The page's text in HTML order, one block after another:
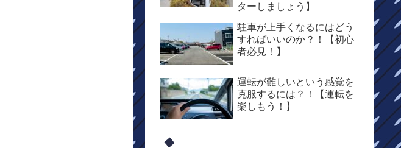
ターしましょう】
駐車が上手くなるにはどう
すればいいのか？！【初心
者必見！】
運転が難しいという感覚を
克服するには？！【運転を
楽しもう！】